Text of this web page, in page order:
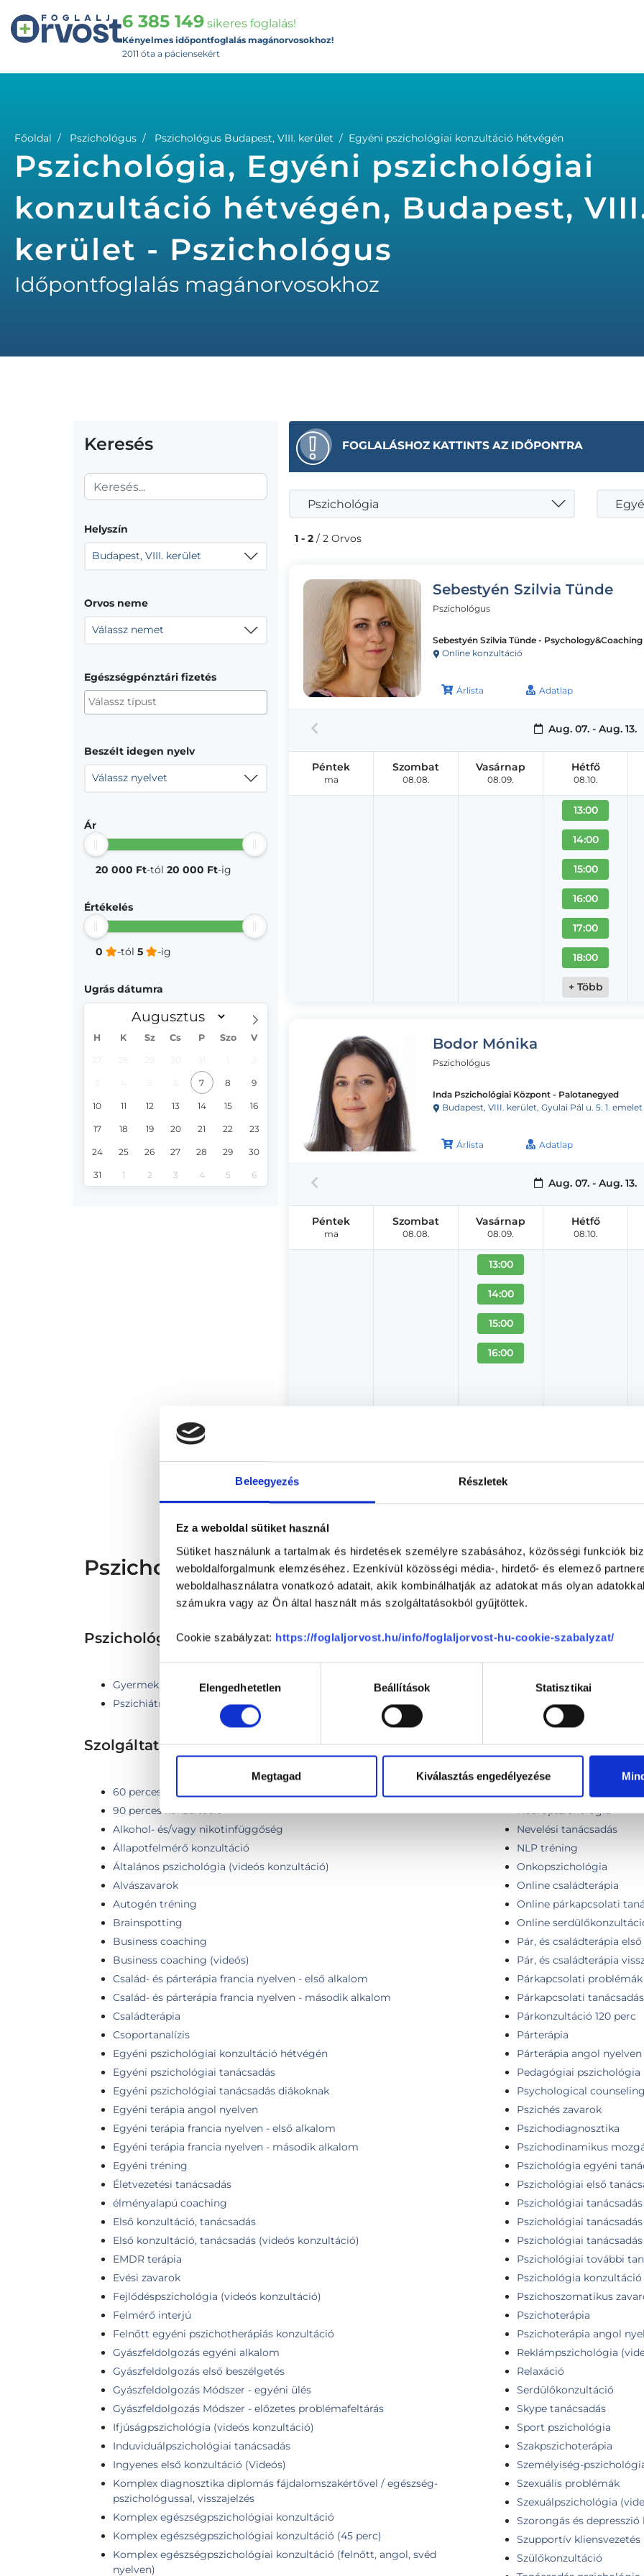
Beleegyezés Részletek
Ez a weboldal sütiket használ
Sütiket használunk a tartalmak és hirdetések személyre szabásához, közösségi funkciók
weboldalforgalmunk elemzéséhez. Ezenkívül közösségi média-, hirdető- és elemező
weboldalhasználatra vonatkozó adatait, akik kombinálhatják az adatokat más olyan
számukra vagy az Ön által használt más szolgáltatásokból gyűjtöttek.
Cookie szabályzat: https://foglaljorvost.hu/info/foglaljorvost-hu-cookie-szabalyzat/
kiválasztásaElengedhetetlen Beállítások Statisztikai
Megtagad Kiválasztás engedélyezése
6 385 149 sikeres foglalás!
Kényelmes időpontfoglalás magánorvosokhoz!
2011 óta a páciensekért
Főoldal Pszichológus Pszichológus Budapest, VIII. kerület Egyéni pszichológiai konzultáció hétvégén
Pszichológia, Egyéni pszichológiai
konzultáció hétvégén, Budapest,
kerület - Pszichológus
Időpontfoglalás magánorvosokhoz
Keresés
Helyszín
Budapest, VIII. kerület
Orvos neme
Válassz nemet
Egészségpénztári fizetés
Beszélt idegen nyelv
Válassz nyelvet
Ár
20 000 Ft-tól 20 000 Ft-ig
Értékelés
0 -tól 5 -ig
Ugrás dátumra
H K Sz Cs P Szo V
7 8 9
10 11 12 13 14 15 16
17 18 19 20 21 22 23
24 25 26 27 28 29 30
31 1 2 3 4 5 6
FOGLALÁSHOZ KATTINTS AZ IDŐPONTRA
Pszichológia
1 - 2 / 2 Orvos
Sebestyén Szilvia Tünde
Pszichológus
Sebestyén Szilvia Tünde -
Online konzultáció
Árlista Adatlap
Aug. 07. - Aug. 13.
Péntek
ma
Szombat
08.08.
Vasárnap
08.09.
Hétfő
08.10.
13:00
14:00
15:00
16:00
17:00
18:00
+ Több
Bodor Mónika
Pszichológus
Inda Pszichológiai Központ - Palotanegyed
Budapest, VIII. kerület, Gyulai Pál u. 5. 1.
Árlista Adatlap
Aug. 07. - Aug. 13.
Péntek
ma
Szombat
08.08.
Vasárnap
08.09.
13:00
14:00
15:00
16:00
Hétfő
08.10.
* Szakorvos jelölt (rezidens): általános orvosi oklevéllel rendelkező orvos, aki
megszerzésére irányuló képzésben vesz részt. Ezen orvosok által önállóan
felelősséggel tartozik és azt közvetlenül felügyeli az egészségügyi szolgáltató
szakorvosjelölt önállóan láthat el feladatokat. A foglaljorvost.hu felelősségét
Pszichológus Budapest, VIII. kerület - Pszichológia
Pszichológia TERÜLETHEZ KAPCSOLÓDÓ SZAKTERÜLETEK
Gyermekpszichológia
Pszichiátria
Szolgáltatások
60 perces konzultáció
90 perces konzultáció
Alkohol- és/vagy nikotinfüggőség
Állapotfelmérő konzultáció
Általános pszichológia (videós konzultáció)
Alvászavarok
Autogén tréning
Brainspotting
Business coaching
Business coaching (videós)
Család- és párterápia francia nyelven - első alkalom
Család- és párterápia francia nyelven - második alkalom
Családterápia
Csoportanalízis
Egyéni pszichológiai konzultáció hétvégén
Egyéni pszichológiai tanácsadás
Egyéni pszichológiai tanácsadás diákoknak
Egyéni terápia angol nyelven
Egyéni terápia francia nyelven - első alkalom
Egyéni terápia francia nyelven - második alkalom
Egyéni tréning
Életvezetési tanácsadás
élményalapú coaching
Első konzultáció, tanácsadás
Első konzultáció, tanácsadás (videós konzultáció)
EMDR terápia
Evési zavarok
Fejlődéspszichológia (videós konzultáció)
Felmérő interjú
Felnőtt egyéni pszichotherápiás konzultáció
Gyászfeldolgozás egyéni alkalom
Gyászfeldolgozás első beszélgetés
Gyászfeldolgozás Módszer - egyéni ülés
Gyászfeldolgozás Módszer - előzetes problémafeltárás
Ifjúságpszichológia (videós konzultáció)
Induviduálpszichológiai tanácsadás
Ingyenes első konzultáció (Videós)
Komplex diagnosztika diplomás fájdalomszakértővel / egészség-
pszichológussal, visszajelzés
Komplex egészségpszichológiai konzultáció
Komplex egészségpszichológiai konzultáció (45 perc)
Komplex egészségpszichológiai konzultáció (felnőtt, angol, svéd
nyelven)
Neuro-Lingvisztikus
Neuropszichológia
Nevelési tanácsadás
NLP tréning
Onkopszichológia
Online családterápia
Online párkapcsolati
Online
Pár, és családterápia
Pár, és családterápia
Párkapcsolati problémák
Párkapcsolati tanácsadás
Párkonzultáció 120 perc
Párterápia
Párterápia angol nyelven
Pedagógiai
Psychological counseling
Pszichés zavarok
Pszichodiagnosztika
Pszichodinamikus
Pszichológia egyéni
Pszichológiai első
Pszichológiai tanácsadás
Pszichológiai tanácsadás
Pszichológiai
Pszichológiai további
Pszichológia konzultáció
Pszichoszomatikus
Pszichoterápia
Pszichoterápia angol
Reklámpszichológia
Relaxáció
Serdülőkonzultáció
Skype tanácsadás
Sport pszichológia
Szakpszichoterápia
Személyiség-
Szexuális problémák
Szexuálpszichológia
Szorongás és depresszió
Szupportív kliensvezetés
Szülőkonzultáció